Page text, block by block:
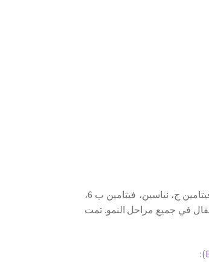
MARNYS CEBIDA LIQUID عبارة عن تركيبة تجمع بين ستة فيتامينات سائلة: فيتامين ج، نياسين، فيتامين ب 6،
في جميع مراحل النمو. تمت
):